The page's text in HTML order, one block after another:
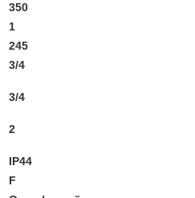
350
1
245
3/4
3/4
2
IP44
F